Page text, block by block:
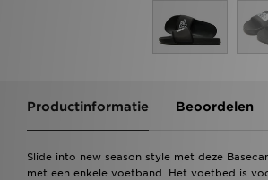
Productinformatie Beoordelen
Slide into new season style met deze
met een enkele voetband. Het voetbed is